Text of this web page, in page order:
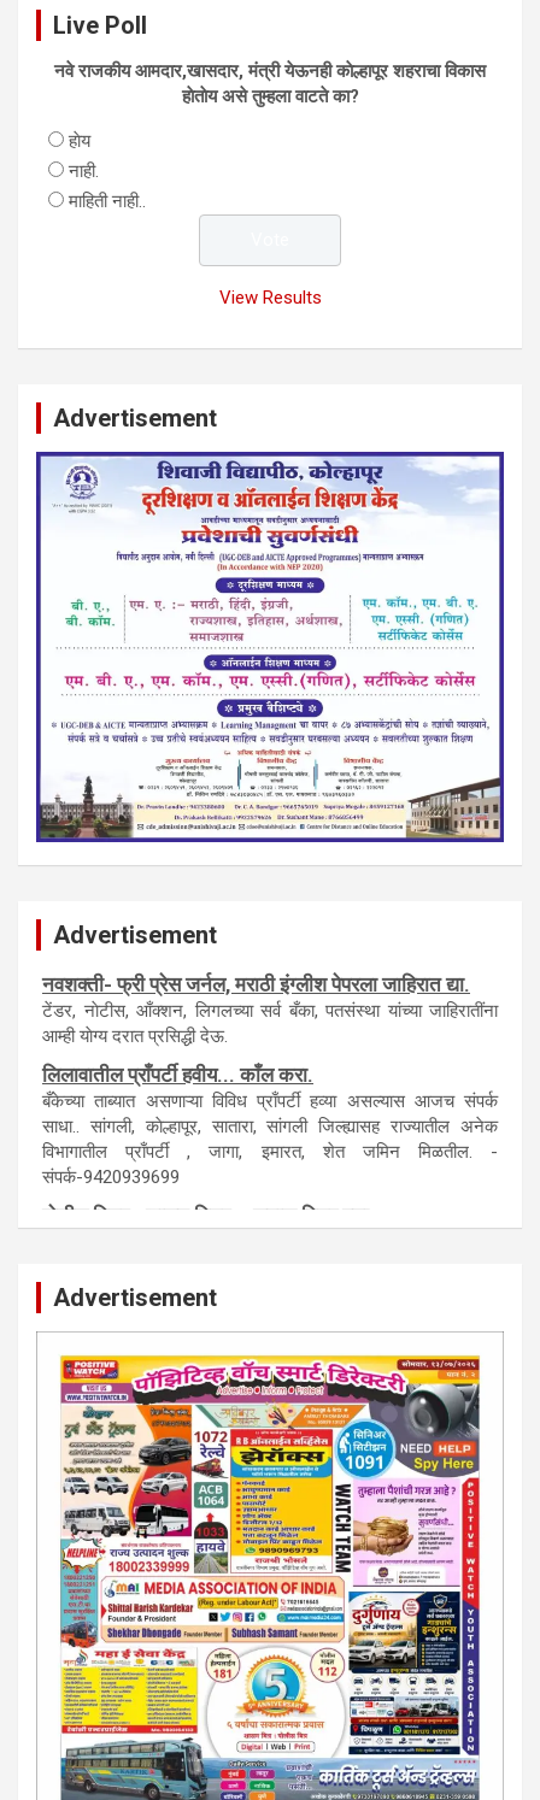
Live Poll
नवे राजकीय आमदार,खासदार, मंत्री येऊनही काेल्हापूर शहराचा विकास
हाेताेय असे तुम्हला वाटते का?
हाेय
नाही.
माहिती नाही..
View Results
Advertisement
Advertisement
नवशक्ती- फ्री प्रेस जर्नल, मराठी इंग्लीश पेपरला जाहिरात द्या.
टेंडर, नाेटीस, आँक्शन, लिगलच्या सर्व बँका, पतसंस्था यांच्या जाहिरातींना
आम्ही याेग्य दरात प्रसिद्धी देऊ.
लिलावातील प्राँपर्टी हवीय... काँल करा.
बँकेच्या ताब्यात असणाऱ्या विविध प्राँपर्टी हव्या असल्यास आजच संपर्क
साधा.. सांगली, काेल्हापूर, सातारा, सांगली जिल्ह्यासह राज्यातील अनेक
विभागातील प्राँपर्टी , जागा, इमारत, शेत जमिन मिळतील. -
संपर्क-9420939699
कायदेशीर सल्ला या मार्गदर्शन पाहिजे. संपर्क साधा-
परिस्थितीनुसार तुम्ही जर आर्थिक, शैक्षणिक, सामाजिक समस्या, गुन्हेगारी,
शारीरीक त्रास, फसवणूक सारख्या प्रकरणात अडकला असाल, काेर्टाची
पायरी चढला असाल तर चिंता नकाे.. आम्ही मदत करू. मार्गदर्शन करू,
कायदेशीर सल्ला देऊ. - आजच संपर्क साधा- भारत साेनुले-8888207374
या AD सतिश कुंभार -9860944728
मराठी.. इंग्रजी पेपरला जाहिरात द्यायची संपर्क साधा..
मराठी इंग्रजी दैनिकासाठी जिल्हा, राज्य आवृत्तीसाठी जाहिराती स्विकारल्या
जातील. नवशक्ती, फ्री प्रेस जर्नल साठी तुम्हीही तुमच्या नाेटीस द्या. बँक,
13/213/4 सेल्स , डिमांड नाेटीस इतरांच्यापेक्षा वाजवी दरात आम्ही आपली
जाहिरात पब्लिश करू. माेबा. 9420939699
Advertisement